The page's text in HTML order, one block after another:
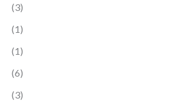
(3)
(1)
(1)
(6)
(3)